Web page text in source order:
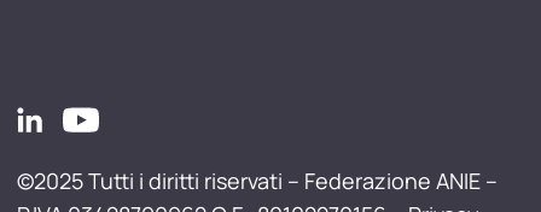
©2025 Tutti i diritti riservati – Federazione ANIE –